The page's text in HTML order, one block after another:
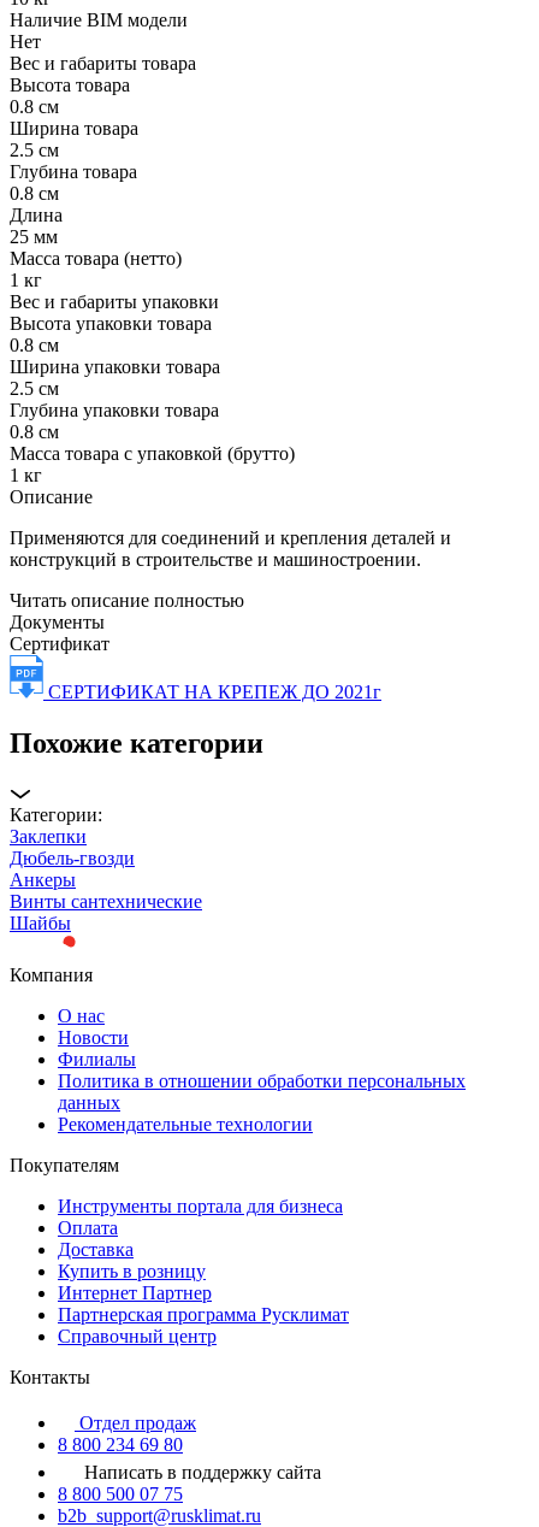
Наличие BIM модели
Нет
Вес и габариты товара
Высота товара
0.8 см
Ширина товара
2.5 см
Глубина товара
0.8 см
Длина
25 мм
Масса товара (нетто)
1 кг
Вес и габариты упаковки
Высота упаковки товара
0.8 см
Ширина упаковки товара
2.5 см
Глубина упаковки товара
0.8 см
Масса товара с упаковкой (брутто)
1 кг
Описание
Применяются для соединений и крепления деталей и
конструкций в строительстве и машиностроении.
Читать описание полностью
Документы
Сертификат
СЕРТИФИКАТ НА КРЕПЕЖ ДО 2021г
Похожие категории
Категории:
Заклепки
Дюбель-гвозди
Анкеры
Винты сантехнические
Шайбы
Компания
О нас
Новости
Филиалы
Политика в отношении обработки персональных
данных
Рекомендательные технологии
Покупателям
Инструменты портала для бизнеса
Оплата
Доставка
Купить в розницу
Интернет Партнер
Партнерская программа Русклимат
Справочный центр
Контакты
Отдел продаж
8 800 234 69 80
Написать в поддержку сайта
8 800 500 07 75
b2b_support@rusklimat.ru